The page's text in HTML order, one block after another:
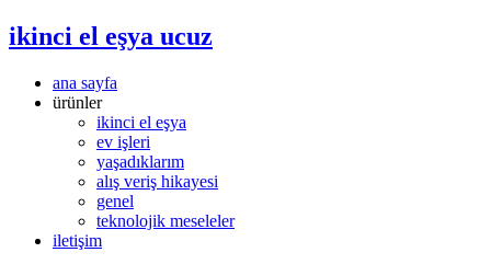
ikinci el eşya ucuz
ana sayfa
ürünler
ikinci el eşya
ev işleri
yaşadıklarım
alış veriş hikayesi
genel
teknolojik meseleler
iletişim